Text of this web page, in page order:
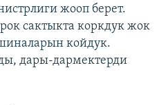
жооп берет.
сактыкта коркдук жок
койдук.
дары-дармектерди